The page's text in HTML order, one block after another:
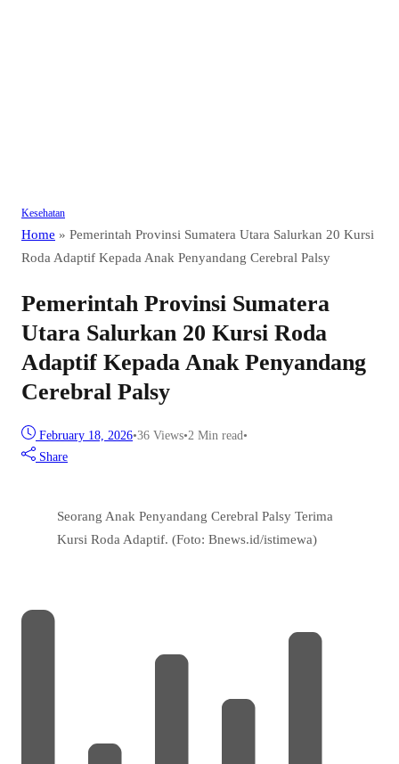
Kesehatan
Home » Pemerintah Provinsi Sumatera Utara Salurkan 20 Kursi
Roda Adaptif Kepada Anak Penyandang Cerebral Palsy
Pemerintah Provinsi Sumatera
Utara Salurkan 20 Kursi Roda
Adaptif Kepada Anak Penyandang
Cerebral Palsy
February 18, 2026•36 Views•2 Min read•
Share
Seorang Anak Penyandang Cerebral Palsy Terima
Kursi Roda Adaptif. (Foto: Bnews.id/istimewa)